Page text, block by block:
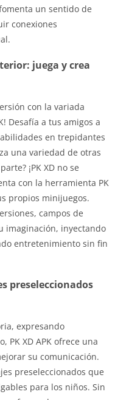
un sentido de
conexiones
juega y crea
con la variada
Desafía a tus amigos a
en trepidantes
una variedad de otras
¡PK XD no se
con la herramienta PK
propios minijuegos.
campos de
imaginación, inyectando
entretenimiento sin fin
preseleccionados
expresando
PK XD APK ofrece una
su comunicación.
preseleccionados que
para los niños. Sin